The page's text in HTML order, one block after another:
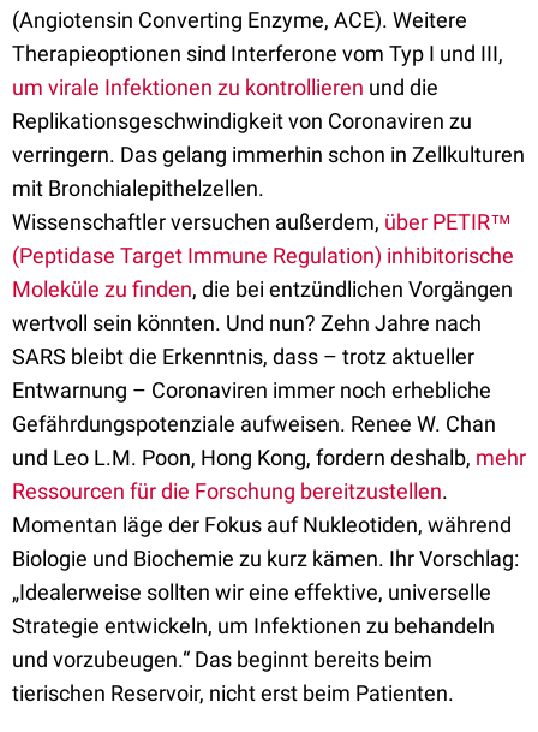
(Angiotensin Converting Enzyme, ACE). Weitere
Therapieoptionen sind Interferone vom Typ I und III,
um virale Infektionen zu kontrollieren und die
Replikationsgeschwindigkeit von Coronaviren zu
verringern. Das gelang immerhin schon in Zellkulturen
mit Bronchialepithelzellen.
Wissenschaftler versuchen außerdem, über PETIR™
(Peptidase Target Immune Regulation) inhibitorische
Moleküle zu finden, die bei entzündlichen Vorgängen
wertvoll sein könnten. Und nun? Zehn Jahre nach
SARS bleibt die Erkenntnis, dass – trotz aktueller
Entwarnung – Coronaviren immer noch erhebliche
Gefährdungspotenziale aufweisen. Renee W. Chan
und Leo L.M. Poon, Hong Kong, fordern deshalb, mehr
Ressourcen für die Forschung bereitzustellen.
Momentan läge der Fokus auf Nukleotiden, während
Biologie und Biochemie zu kurz kämen. Ihr Vorschlag:
„Idealerweise sollten wir eine effektive, universelle
Strategie entwickeln, um Infektionen zu behandeln
und vorzubeugen.“ Das beginnt bereits beim
tierischen Reservoir, nicht erst beim Patienten.